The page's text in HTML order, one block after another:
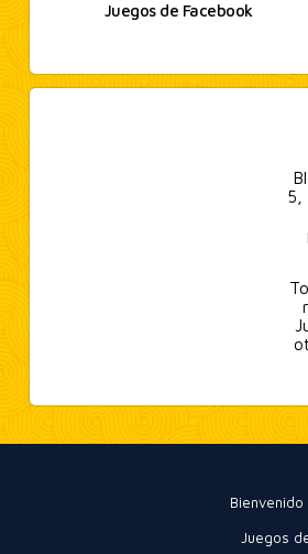
Juegos de Facebook
5,
Juegos